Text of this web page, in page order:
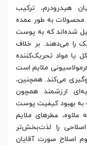
هیدرودرم، ترکیب
محصولات به طور عمده
شده‌اند که به پوست
را می‌دهند. بر خلاف
یا مواد تحریک‌کننده
ملایم است
می‌کند. همچنین،
ارزشمند همچون
به بهبود کیفیت پوست
عطرهای ملایم
را لذت‌بخش‌تر
اصلاح صورت آقایان